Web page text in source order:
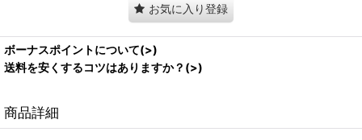
お気に入り登録
ボーナスポイントについて(>)
送料を安くするコツはありますか？(>)
商品詳細